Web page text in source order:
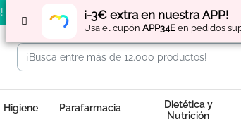
¡-3€ extra en nuestra APP!
Usa el cupón APP34E en pedidos
Regístratey
Higiene Parafarmacia
Dietética y
Nutrición